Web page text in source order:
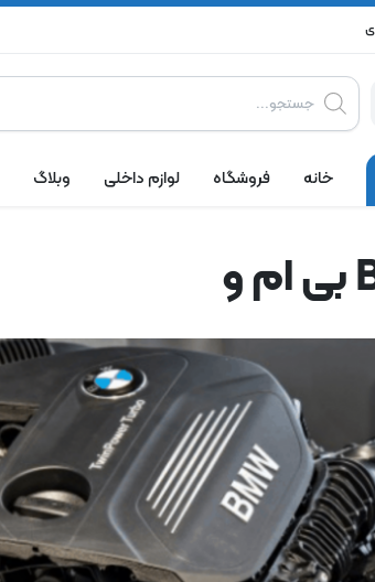
Products
search
خانه فروشگاه لوازم داخلی وبلاگ